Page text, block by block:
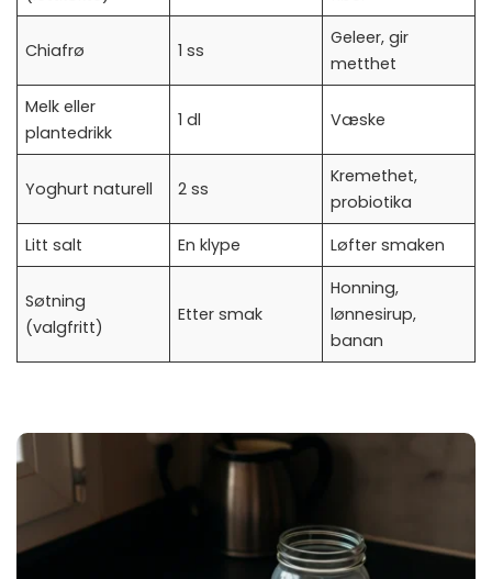
Chiafrø 1 ss
Geleer, gir
metthet
Melk eller
plantedrikk
1 dl Væske
Yoghurt naturell 2 ss
Kremethet,
probiotika
Litt salt
En klype Løfter smaken
Søtning
(valgfritt)
Etter smak
Honning,
lønnesirup,
banan